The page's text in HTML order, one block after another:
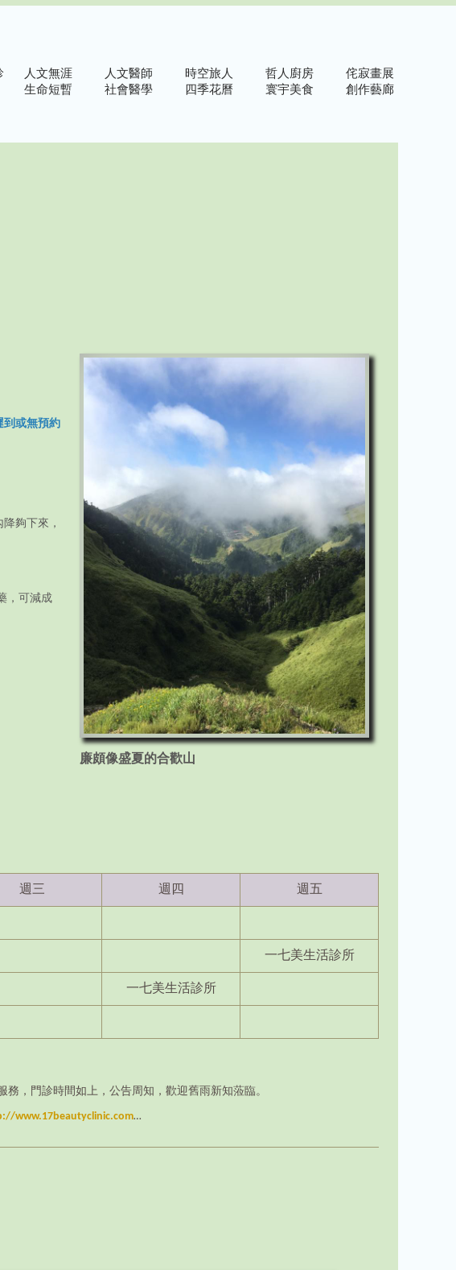
人文無涯
生命短暫
人文醫師
社會醫學
時空旅人
四季花曆
哲人廚房
寰宇美食
侘寂畫展
創作藝廊
到或無預約
夠下來，
，可減成
廉頗像盛夏的合歡山
週三 週四 週五
一七美生活診所
一七美生活診所
務，門診時間如上，公告周知，歡迎舊雨新知蒞臨。
www.17beautyclinic.com…